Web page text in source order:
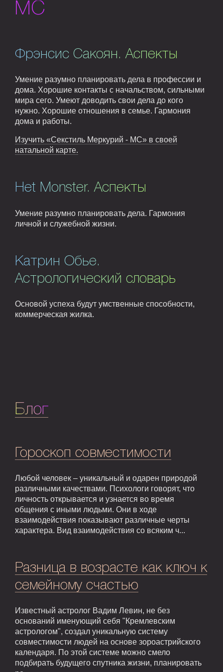
MC
Фрэнсис Сакоян. Аспекты
Умение разумно планировать дела в профессии и
дома. Хорошие контакты с начальством, сильными
мира сего. Умеют доводить свои дела до кого
нужно. Хорошие отношения в семье. Гармония
дома и работы.
Изучить «Секстиль Меркурий - MC» в своей
натальной карте.
Het Monster. Аспекты
Умение разумно планировать дела. Гармония
личной и служебной жизни.
Катрин Обье.
Астрологический словарь
Основой успеха будут умственные способности,
коммерческая жилка.
Блог
Гороскоп совместимости
Любой человек – уникальный и одарен природой
различными качествами. Психологи говорят, что
личность открывается и узнается во время
общения с иными людьми. Они в ходе
взаимодействия показывают различные черты
характера. Вид взаимодействия со всяким ч...
Разница в возрасте как ключ к
семейному счастью
Известный астролог Вадим Левин, не без
оснований именующий себя "Кремлевским
астрологом", создал уникальную систему
совместимости людей на основе зороастрийского
календаря. По этой системе можно смело
подбирать будущего спутника жизни, планировать